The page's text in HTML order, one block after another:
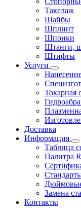
Такелаж
Шайбы
Шплинт
Шпонки
Штанги,
Штифты
Услуги
Токарная
Доставка
Информация
Таблица
Палитра
Замена
Контакты